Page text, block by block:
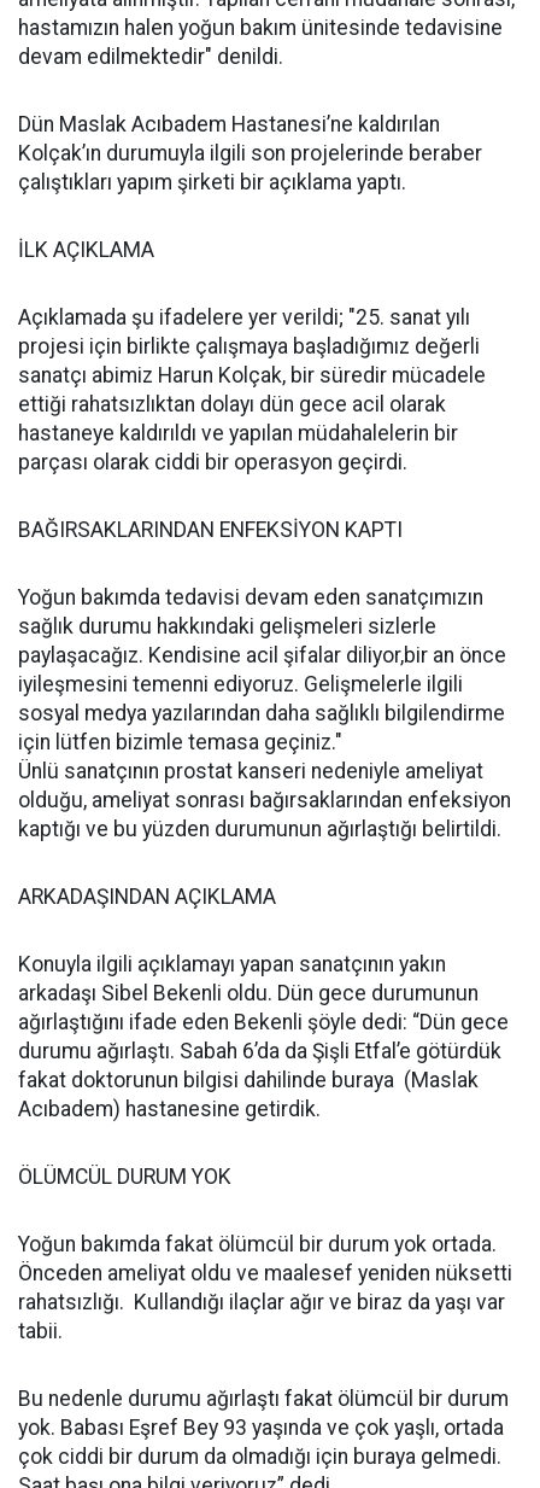
hastamızın halen yoğun bakım ünitesinde tedavisine
devam edilmektedir" denildi.
Dün Maslak Acıbadem Hastanesi’ne kaldırılan
Kolçak’ın durumuyla ilgili son projelerinde beraber
çalıştıkları yapım şirketi bir açıklama yaptı.
İLK AÇIKLAMA
Açıklamada şu ifadelere yer verildi; "25. sanat yılı
projesi için birlikte çalışmaya başladığımız değerli
sanatçı abimiz Harun Kolçak, bir süredir mücadele
ettiği rahatsızlıktan dolayı dün gece acil olarak
hastaneye kaldırıldı ve yapılan müdahalelerin bir
parçası olarak ciddi bir operasyon geçirdi.
BAĞIRSAKLARINDAN ENFEKSİYON KAPTI
Yoğun bakımda tedavisi devam eden sanatçımızın
sağlık durumu hakkındaki gelişmeleri sizlerle
paylaşacağız. Kendisine acil şifalar diliyor,bir an önce
iyileşmesini temenni ediyoruz. Gelişmelerle ilgili
sosyal medya yazılarından daha sağlıklı bilgilendirme
için lütfen bizimle temasa geçiniz."
Ünlü sanatçının prostat kanseri nedeniyle ameliyat
olduğu, ameliyat sonrası bağırsaklarından enfeksiyon
kaptığı ve bu yüzden durumunun ağırlaştığı belirtildi.
ARKADAŞINDAN AÇIKLAMA
Konuyla ilgili açıklamayı yapan sanatçının yakın
arkadaşı Sibel Bekenli oldu. Dün gece durumunun
ağırlaştığını ifade eden Bekenli şöyle dedi: “Dün gece
durumu ağırlaştı. Sabah 6’da da Şişli Etfal’e götürdük
fakat doktorunun bilgisi dahilinde buraya (Maslak
Acıbadem) hastanesine getirdik.
ÖLÜMCÜL DURUM YOK
Yoğun bakımda fakat ölümcül bir durum yok ortada.
Önceden ameliyat oldu ve maalesef yeniden nüksetti
rahatsızlığı. Kullandığı ilaçlar ağır ve biraz da yaşı var
tabii.
Bu nedenle durumu ağırlaştı fakat ölümcül bir durum
yok. Babası Eşref Bey 93 yaşında ve çok yaşlı, ortada
çok ciddi bir durum da olmadığı için buraya gelmedi.